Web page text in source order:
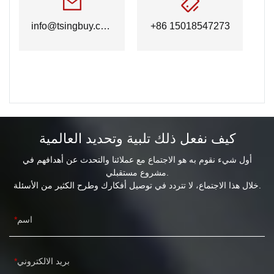
info@tsingbuy.com +86 15018547273
كيف نفعل ذلك تلبية وتحديد العالمية
أول شيء نقوم به هو الاجتماع مع عملائنا والتحدث عن أهدافهم في
مشروع مستقبلي.
خلال هذا الاجتماع، لا تتردد في توصيل أفكارك وطرح الكثير من الأسئلة.
اسم
بريد الالكتروني